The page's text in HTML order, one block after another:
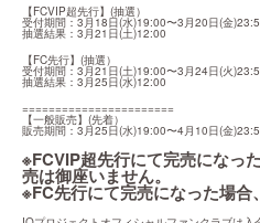
【FCVIP超先行】(抽選）
受付期間：3月18日(水)19:00〜3月20日(金
抽選結果：3月21日(土)12:00
【FC先行】(抽選）
受付期間：3月21日(土)19:00〜3月24日(火
抽選結果：3月25日(水)12:00
=======================
【一般販売】(先着）
販売期間：3月25日(水)19:00〜4月10日(金
※FCVIP超先行にて完売になっ
売は御座いません。
※FC先行にて完売になった場合